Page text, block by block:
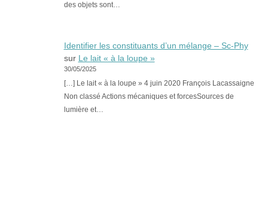
des objets sont…
Identifier les constituants d’un mélange – Sc-Phy
sur Le lait « à la loupe »
30/05/2025
[…] Le lait « à la loupe » 4 juin 2020 François Lacassaigne
Non classé Actions mécaniques et forcesSources de
lumière et…